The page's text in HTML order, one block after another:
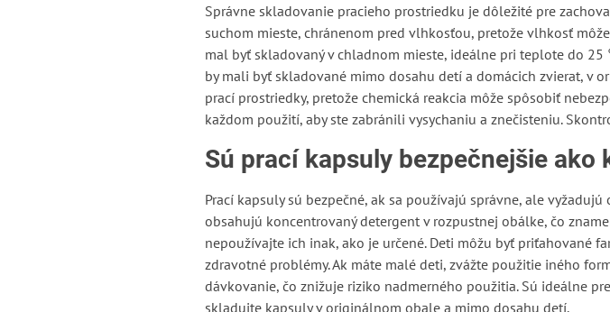
Správne skladovanie pracieho prostriedku je dôležité pre
suchom mieste, chránenom pred vlhkosťou, pretože vlhkosť
mal byť skladovaný v chladnom mieste, ideálne pri teplote do 25
by mali byť skladované mimo dosahu detí a domácich zvierat, v
prací prostriedky, pretože chemická reakcia môže spôsobiť
každom použití, aby ste zabránili vysychaniu a znečisteniu.
Sú prací kapsuly bezpečnejšie ako
Prací kapsuly sú bezpečné, ak sa používajú správne, ale
obsahujú koncentrovaný detergent v rozpustnej obálke, čo
nepoužívajte ich inak, ako je určené. Deti môžu byť priťahované
zdravotné problémy. Ak máte malé deti, zvážte použitie iného
dávkovanie, čo znižuje riziko nadmerného použitia. Sú ideálne
skladujte kapsuly v originálnom obale a mimo dosahu detí.